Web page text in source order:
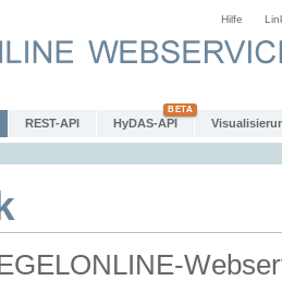
Hilfe
REST-API HyDAS-API